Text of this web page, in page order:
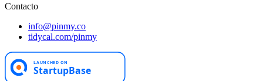
Contacto
info@pinmy.co
tidycal.com/pinmy